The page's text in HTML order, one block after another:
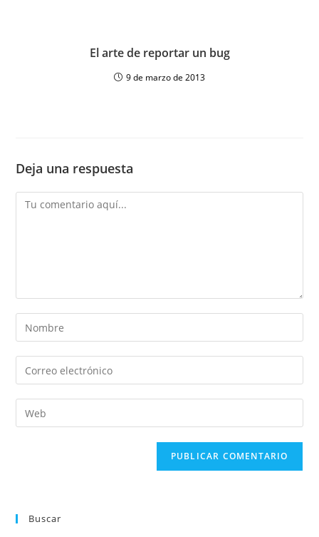
El arte de reportar un bug
9 de marzo de 2013
Deja una respuesta
Buscar